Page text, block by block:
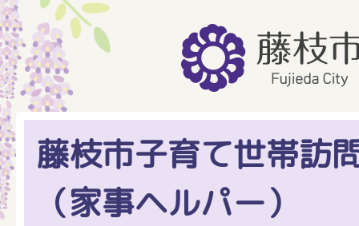
藤枝市子育て世帯訪
（家事ヘルパー）